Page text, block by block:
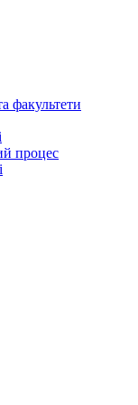
факультети
процес